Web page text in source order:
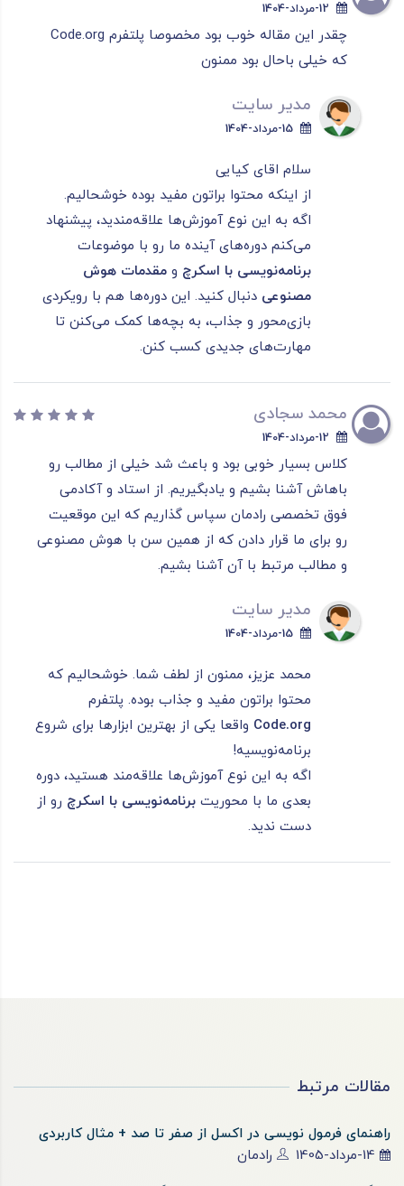
12-مرداد-1404
چقدر این مقاله خوب بود مخصوصا پلتفرم Code.org
که خیلی باحال بود ممنون
مدیر سایت
15-مرداد-1404
سلام اقای کیایی
از اینکه محتوا براتون مفید بوده خوشحالیم.
اگه به این نوع آموزش‌ها علاقه‌مندید، پیشنهاد
می‌کنم دوره‌های آینده ما رو با موضوعات
برنامه‌نویسی با اسکرچ و مقدمات هوش
مصنوعی دنبال کنید. این دوره‌ها هم با رویکردی
بازی‌محور و جذاب، به بچه‌ها کمک می‌کنن تا
مهارت‌های جدیدی کسب کنن.
محمد سجادی
12-مرداد-1404
کلاس بسیار خوبی بود و باعث شد خیلی از مطالب رو
باهاش آشنا بشیم و یادبگیریم. از استاد و آکادمی
فوق تخصصی رادمان سپاس گذاریم که این موقعیت
رو برای ما قرار دادن که از همین سن با هوش مصنوعی
و مطالب مرتبط با آن آشنا بشیم.
مدیر سایت
15-مرداد-1404
محمد عزیز، ممنون از لطف شما. خوشحالیم که
محتوا براتون مفید و جذاب بوده. پلتفرم
Code.org واقعا یکی از بهترین ابزارها برای شروع
برنامه‌نویسیه!
اگه به این نوع آموزش‌ها علاقه‌مند هستید، دوره
بعدی ما با محوریت برنامه‌نویسی با اسکرچ رو از
دست ندید.
مقالات مرتبط
راهنمای فرمول نویسی در اکسل از صفر تا صد + مثال کاربردی
14-مرداد-1405
رادمان